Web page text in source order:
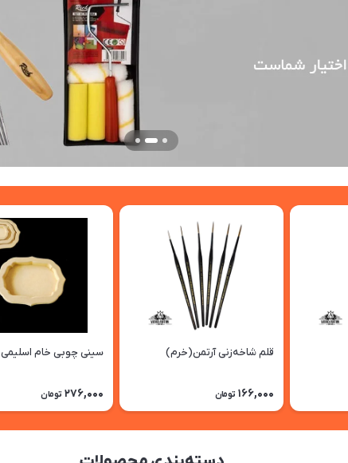
قلم شاخه‌زنی آرتمن(خرم)
166,000 تومان
سینی چوبی خام اسلیمی
276,000 تومان